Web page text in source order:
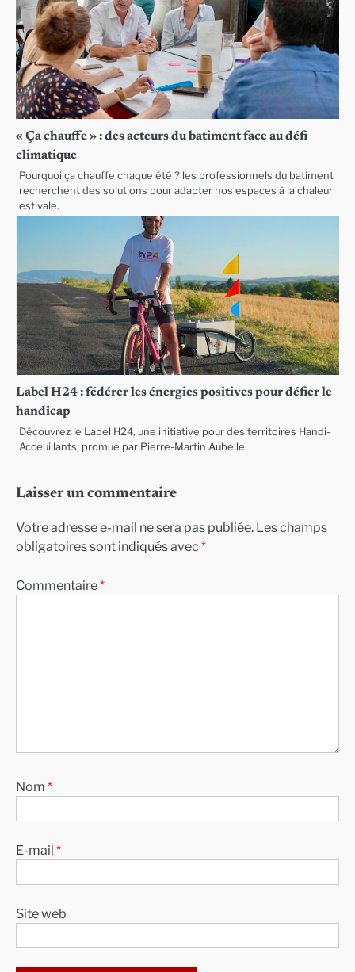
« Ça chauffe » : des acteurs du batiment face au défi
climatique
Pourquoi ça chauffe chaque été ? les professionnels du batiment
recherchent des solutions pour adapter nos espaces à la chaleur
estivale.
Label H24 : fédérer les énergies positives pour défier le
handicap
Découvrez le Label H24, une initiative pour des territoires Handi-
Acceuillants, promue par Pierre-Martin Aubelle.
Laisser un commentaire
Votre adresse e-mail ne sera pas publiée. Les champs
obligatoires sont indiqués avec *
Commentaire*
Nom *
E-mail *
Site web